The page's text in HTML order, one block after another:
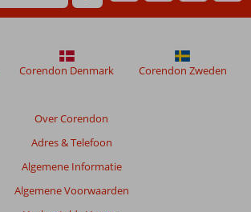
Over Corendon
Adres & Telefoon
Algemene Informatie
Algemene Voorwaarden
Corendon Denmark Corendon Zweden